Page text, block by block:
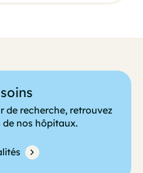
de recherche, retrouvez
nos hôpitaux.